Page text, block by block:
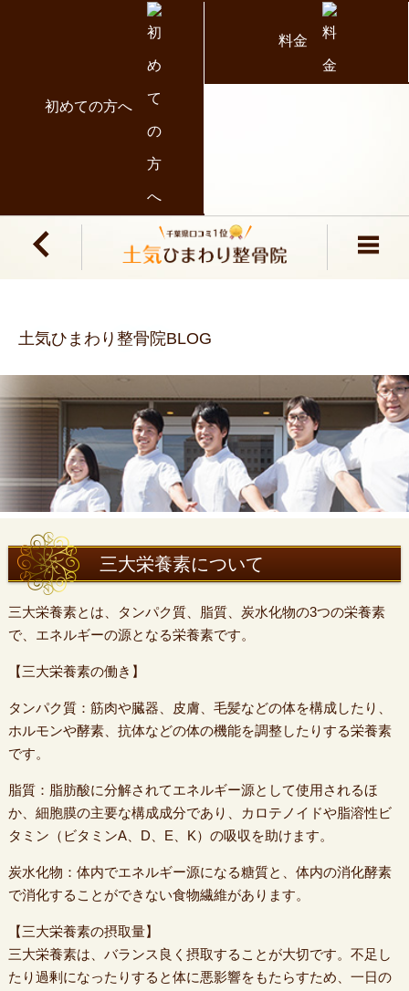
初めての方へ
料金
土気ひまわり整骨院BLOG
三大栄養素について
三大栄養素とは、タンパク質、脂質、炭水化物の3つの栄養素
で、エネルギーの源となる栄養素です。
【三大栄養素の働き】
タンパク質：筋肉や臓器、皮膚、毛髪などの体を構成したり、
ホルモンや酵素、抗体などの体の機能を調整したりする栄養素
です。
脂質：脂肪酸に分解されてエネルギー源として使用されるほ
か、細胞膜の主要な構成成分であり、カロテノイドや脂溶性ビ
タミン（ビタミンA、D、E、K）の吸収を助けます。
炭水化物：体内でエネルギー源になる糖質と、体内の消化酵素
で消化することができない食物繊維があります。
【三大栄養素の摂取量】
三大栄養素は、バランス良く摂取することが大切です。不足し
たり過剰になったりすると体に悪影響をもたらすため、一日の